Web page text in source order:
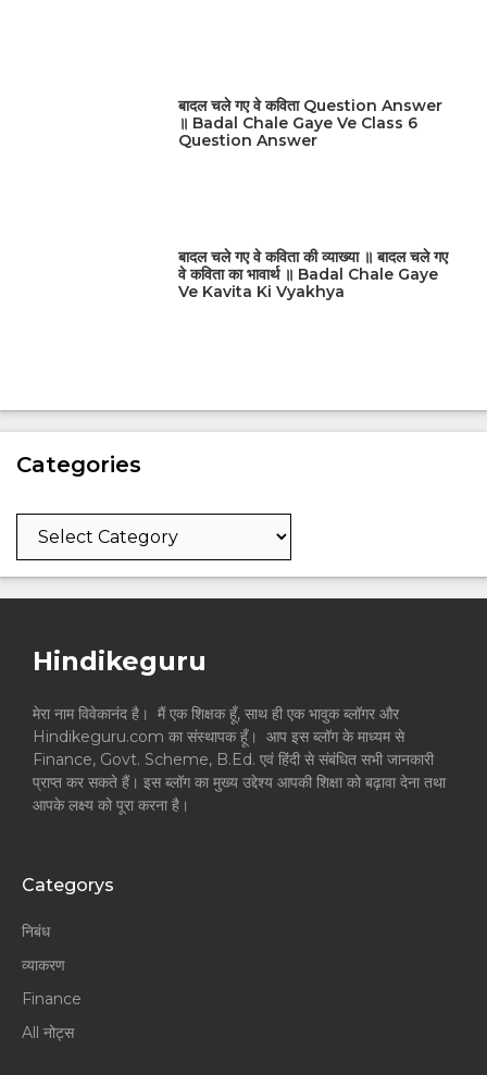
बादल चले गए वे कविता Question Answer
॥ Badal Chale Gaye Ve Class 6
Question Answer
बादल चले गए वे कविता की व्याख्या ॥ बादल चले गए
वे कविता का भावार्थ ॥ Badal Chale Gaye
Ve Kavita Ki Vyakhya
Categories
Categories
Hindikeguru
मेरा नाम विवेकानंद है। मैं एक शिक्षक हूँ, साथ ही एक भावुक ब्लॉगर और
Hindikeguru.com का संस्थापक हूँ। आप इस ब्लॉग के माध्यम से
Finance, Govt. Scheme, B.Ed. एवं हिंदी से संबंधित सभी जानकारी
प्राप्त कर सकते हैं। इस ब्लॉग का मुख्य उद्देश्य आपकी शिक्षा को बढ़ावा देना तथा
आपके लक्ष्य को पूरा करना है।
Categorys
निबंध
व्याकरण
Finance
All नोट्स